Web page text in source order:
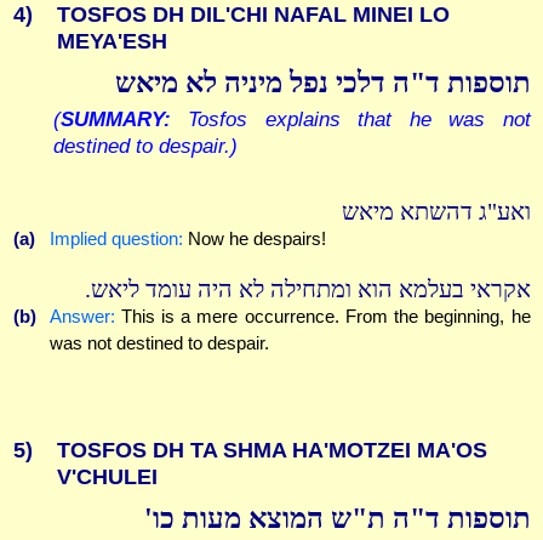
4)
TOSFOS DH DIL'CHI NAFAL MINEI LO
MEYA'ESH
תוספות ד"ה דלכי נפל מיניה לא מיאש
(SUMMARY: Tosfos explains that he was not
destined to despair.)
ואע"ג דהשתא מיאש
(a) Implied question: Now he despairs!
אקראי בעלמא הוא ומתחילה לא היה עומד ליאש.
(b) Answer: This is a mere occurrence. From the beginning, he
was not destined to despair.
5)
TOSFOS DH TA SHMA HA'MOTZEI MA'OS
V'CHULEI
תוספות ד"ה ת"ש המוצא מעות כו'